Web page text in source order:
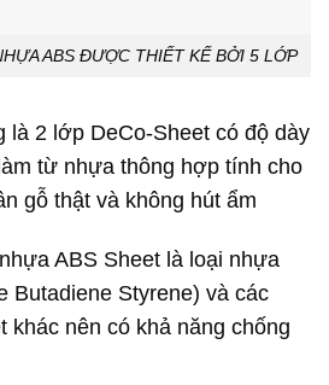
ABS ĐƯỢC THIẾT KẾ BỞI 5 LỚP
là 2 lớp DeCo-Sheet có độ dày
từ nhựa thông hợp tính cho
gỗ thật và không hút ẩm
ABS Sheet là loại nhựa
Butadiene Styrene) và các
khác nên có khả năng chống